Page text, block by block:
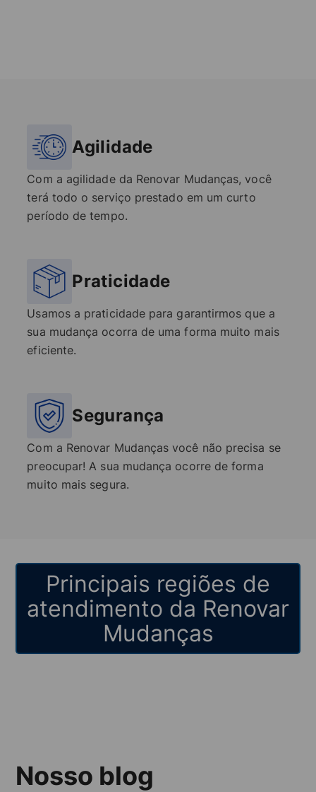
Agilidade
Com a agilidade da Renovar Mudanças, você
terá todo o serviço prestado em um curto
período de tempo.
Praticidade
Usamos a praticidade para garantirmos que a
sua mudança ocorra de uma forma muito mais
eficiente.
Segurança
Com a Renovar Mudanças você não precisa se
preocupar! A sua mudança ocorre de forma
muito mais segura.
Principais regiões de
atendimento da Renovar
Mudanças
Nosso blog